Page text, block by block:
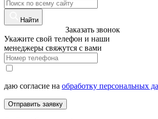
Найти
Заказать звонок
Укажите свой телефон и наши
менеджеры свяжутся с вами
даю согласие на обработку персональных
Отправить заявку